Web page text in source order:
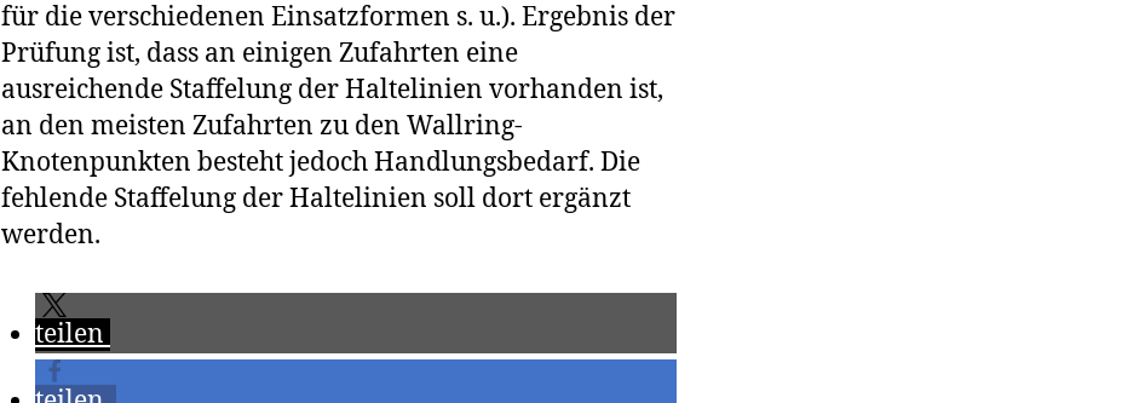
für die verschiedenen Einsatzformen s. u.). Ergebnis der
Prüfung ist, dass an einigen Zufahrten eine
ausreichende Staffelung der Haltelinien vorhanden ist,
an den meisten Zufahrten zu den Wallring-
Knotenpunkten besteht jedoch Handlungsbedarf. Die
fehlende Staffelung der Haltelinien soll dort ergänzt
werden.
teilen